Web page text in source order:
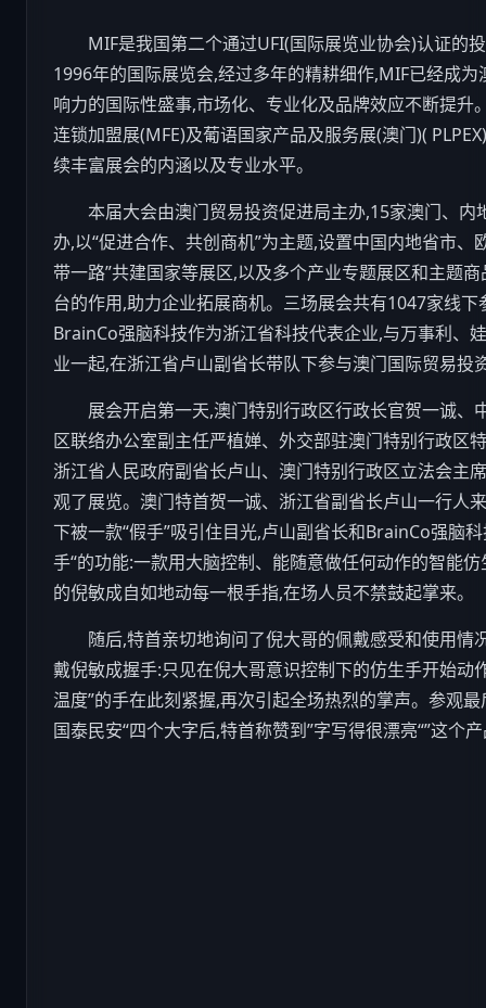
MIF是我国第二个通过UFI(国际展览业协会)认证的
1996年的国际展览会,经过多年的精耕细作,MIF已经成
响力的国际性盛事,市场化、专业化及品牌效应不断提升
连锁加盟展(MFE)及葡语国家产品及服务展(澳门)(
续丰富展会的内涵以及专业水平。
本届大会由澳门贸易投资促进局主办,15家澳门、内
办,以“促进合作、共创商机”为主题,设置中国内地省市、
带一路”共建国家等展区,以及多个产业专题展区和主题
台的作用,助力企业拓展商机。三场展会共有1047家线
BrainCo强脑科技作为浙江省科技代表企业,与万事利、
业一起,在浙江省卢山副省长带队下参与澳门国际贸易投
展会开启第一天,澳门特别行政区行政长官贺一诚、
区联络办公室副主任严植婵、外交部驻澳门特别行政区
浙江省人民政府副省长卢山、澳门特别行政区立法会主
观了展览。澳门特首贺一诚、浙江省副省长卢山一行人
下被一款“假手”吸引住目光,卢山副省长和BrainCo强脑
手“的功能:一款用大脑控制、能随意做任何动作的智能
的倪敏成自如地动每一根手指,在场人员不禁鼓起掌来。
随后,特首亲切地询问了倪大哥的佩戴感受和使用情
戴倪敏成握手:只见在倪大哥意识控制下的仿生手开始动
温度”的手在此刻紧握,再次引起全场热烈的掌声。参观
国泰民安“四个大字后,特首称赞到”字写得很漂亮“”这个